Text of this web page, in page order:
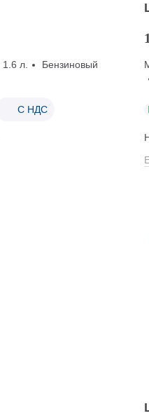
1.6 л.
Бензиновый
С НДС